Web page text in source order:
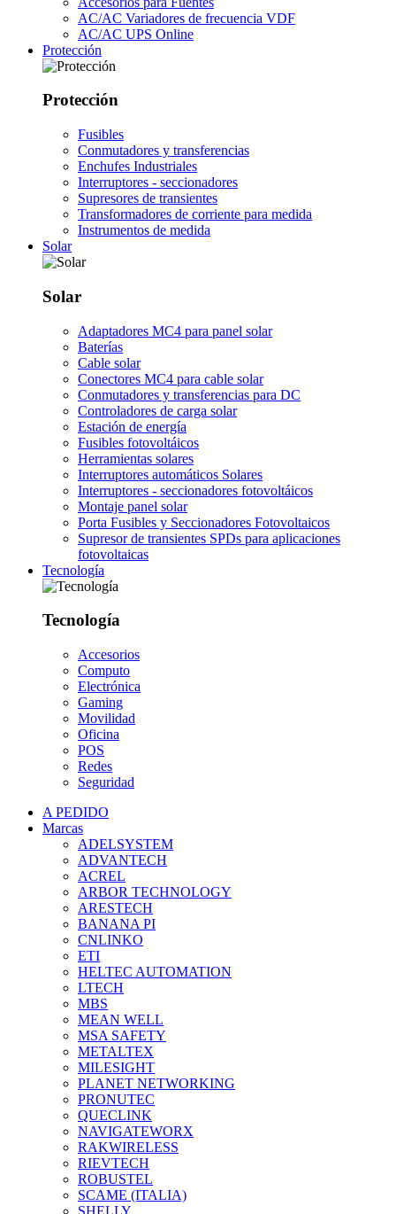
AC/AC Variadores de frecuencia VDF
AC/AC UPS Online
Protección
Protección
Fusibles
Conmutadores y transferencias
Enchufes Industriales
Interruptores - seccionadores
Supresores de transientes
Transformadores de corriente para medida
Instrumentos de medida
Solar
Solar
Adaptadores MC4 para panel solar
Baterías
Cable solar
Conectores MC4 para cable solar
Conmutadores y transferencias para DC
Controladores de carga solar
Estación de energía
Fusibles fotovoltáicos
Herramientas solares
Interruptores automáticos Solares
Interruptores - seccionadores fotovoltáicos
Montaje panel solar
Porta Fusibles y Seccionadores Fotovoltaicos
Supresor de transientes SPDs para aplicaciones
fotovoltaicas
Tecnología
Tecnología
Accesorios
Computo
Electrónica
Gaming
Movilidad
Oficina
POS
Redes
Seguridad
A PEDIDO
Marcas
ADELSYSTEM
ADVANTECH
ACREL
ARBOR TECHNOLOGY
ARESTECH
BANANA PI
CNLINKO
ETI
HELTEC AUTOMATION
LTECH
MBS
MEAN WELL
MSA SAFETY
METALTEX
MILESIGHT
PLANET NETWORKING
PRONUTEC
QUECLINK
NAVIGATEWORX
RAKWIRELESS
RIEVTECH
ROBUSTEL
SCAME (ITALIA)
SHELLY